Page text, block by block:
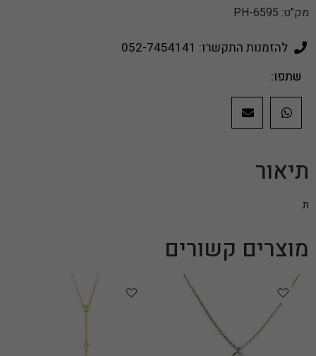
מק"ט: PH-6595
להזמנות התקשרו: 052-7454141
שתפו:
תיאור
ת
מוצרים קשורים